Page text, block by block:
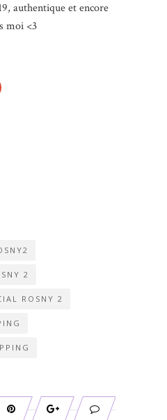
authentique et encore
moi <3
2
ROSNY 2